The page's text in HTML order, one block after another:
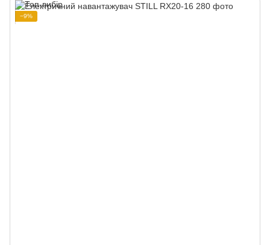
−9%